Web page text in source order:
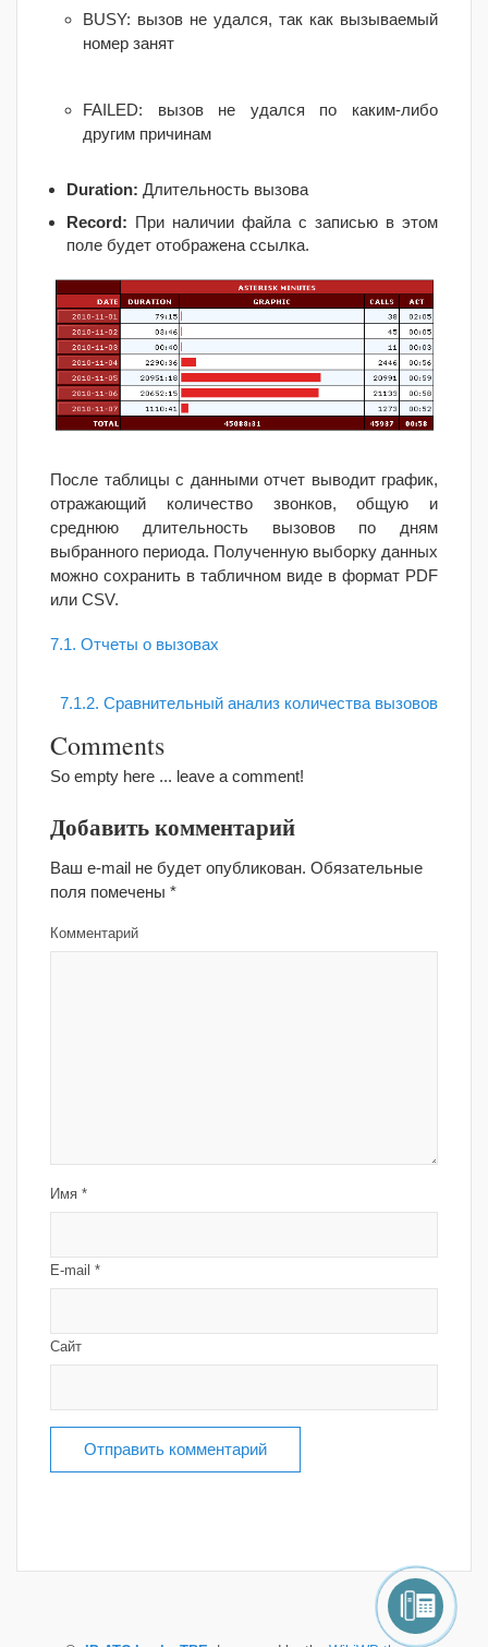
BUSY: вызов не удался, так как вызываемый
номер занят
FAILED: вызов не удался по каким-либо
другим причинам
Duration: Длительность вызова
Record: При наличии файла с записью в этом
поле будет отображена ссылка.
После таблицы с данными отчет выводит график,
отражающий количество звонков, общую и
среднюю длительность вызовов по дням
выбранного периода. Полученную выборку данных
можно сохранить в табличном виде в формат PDF
или CSV.
7.1. Отчеты о вызовах
7.1.2. Сравнительный анализ количества вызовов
Comments
So empty here ... leave a comment!
Добавить комментарий
Ваш e-mail не будет опубликован. Обязательные
поля помечены *
Комментарий
Имя *
E-mail *
Сайт